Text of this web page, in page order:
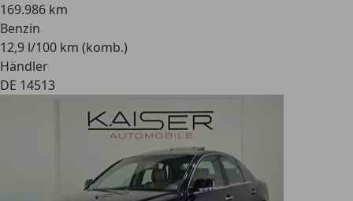
169.986 km
Benzin
12,9 l/100 km (komb.)
Händler
DE 14513